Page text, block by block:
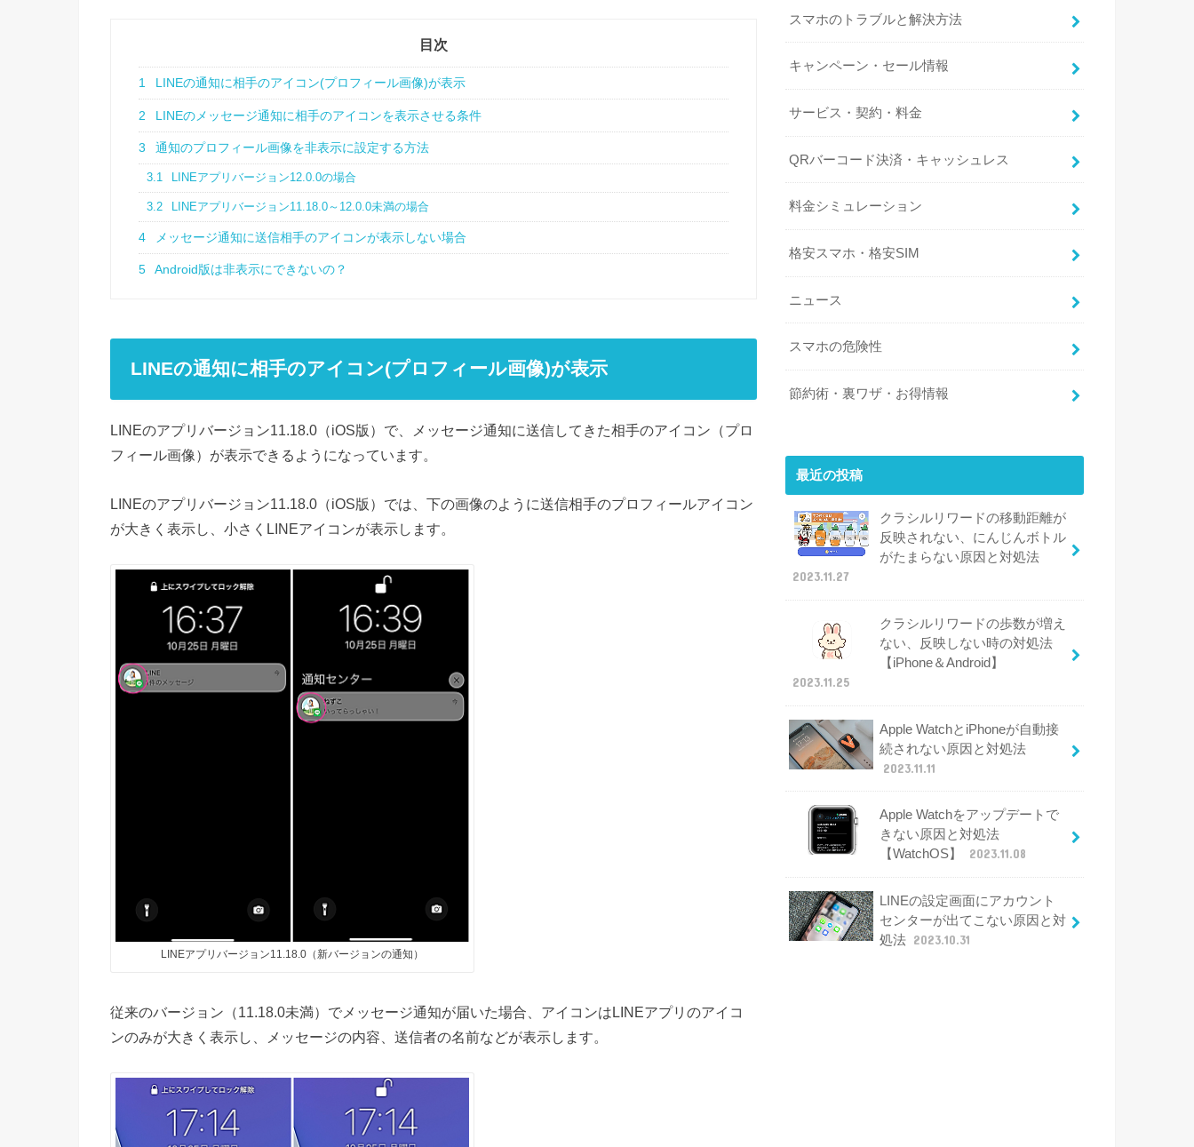
目次
1 LINEの通知に相手のアイコン(プロフィール画像)が表示
2 LINEのメッセージ通知に相手のアイコンを表示させる条件
3 通知のプロフィール画像を非表示に設定する方法
3.1 LINEアプリバージョン12.0.0の場合
3.2 LINEアプリバージョン11.18.0～12.0.0未満の場合
4 メッセージ通知に送信相手のアイコンが表示しない場合
5 Android版は非表示にできないの？
LINEの通知に相手のアイコン(プロフィール画像)が表示
LINEのアプリバージョン11.18.0（iOS版）で、メッセージ通知に送信してきた相手のアイコン（プロ
フィール画像）が表示できるようになっています。
LINEのアプリバージョン11.18.0（iOS版）では、下の画像のように送信相手のプロフィールアイコン
が大きく表示し、小さくLINEアイコンが表示します。
LINEアプリバージョン11.18.0（新バージョンの通知）
従来のバージョン（11.18.0未満）でメッセージ通知が届いた場合、アイコンはLINEアプリのアイコ
ンのみが大きく表示し、メッセージの内容、送信者の名前などが表示します。
スマホのトラブルと解決方法
キャンペーン・セール情報
サービス・契約・料金
QRバーコード決済・キャッシュレス
料金シミュレーション
格安スマホ・格安SIM
ニュース
スマホの危険性
節約術・裏ワザ・お得情報
最近の投稿
クラシルリワードの移動距離が
反映されない、にんじんボトル
がたまらない原因と対処法
2023.11.27
クラシルリワードの歩数が増え
ない、反映しない時の対処法
【iPhone＆Android】
2023.11.25
Apple WatchとiPhoneが自動接
続されない原因と対処法
2023.11.11
Apple Watchをアップデートで
きない原因と対処法
【WatchOS】
2023.11.08
LINEの設定画面にアカウント
センターが出てこない原因と対
処法 2023.10.31